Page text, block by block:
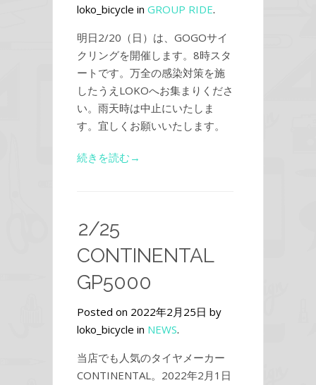
loko_bicycle in GROUP RIDE.
明日2/20（日）は、GOGOサイ
クリングを開催します。8時スタ
ートです。万全の感染対策を施
したうえLOKOへお集まりくださ
い。雨天時は中止にいたしま
す。宜しくお願いいたします。
続きを読む→
2/25
CONTINENTAL
GP5000
Posted on 2022年2月25日 by
loko_bicycle in NEWS.
当店でも人気のタイヤメーカー
CONTINENTAL。2022年2月1日